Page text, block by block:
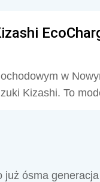
w
Kizashi. To
ósma